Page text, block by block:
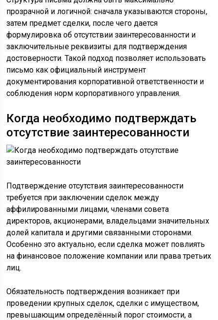
прозрачной и логичной: сначала указываются стороны,
затем предмет сделки, после чего дается
формулировка об отсутствии заинтересованности и
заключительные реквизиты для подтверждения
достоверности. Такой подход позволяет использовать
письмо как официальный инструмент
документирования корпоративной ответственности и
соблюдения норм корпоративного управления.
Когда необходимо подтверждать
отсутствие заинтересованности
Подтверждение отсутствия заинтересованности
требуется при заключении сделок между
аффилированными лицами, членами совета
директоров, акционерами, владельцами значительных
долей капитала и другими связанными сторонами.
Особенно это актуально, если сделка может повлиять
на финансовое положение компании или права третьих
лиц.
Обязательность подтверждения возникает при
проведении крупных сделок, сделки с имуществом,
превышающим определённый порог стоимости, а